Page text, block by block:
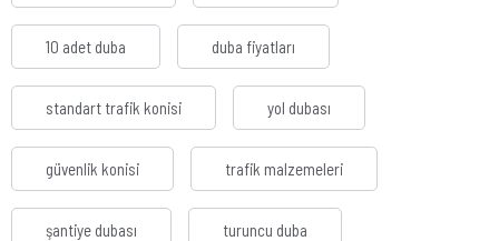
10 adet duba duba fiyatları
standart trafik konisi yol dubası
güvenlik konisi trafik malzemeleri
şantiye dubası turuncu duba